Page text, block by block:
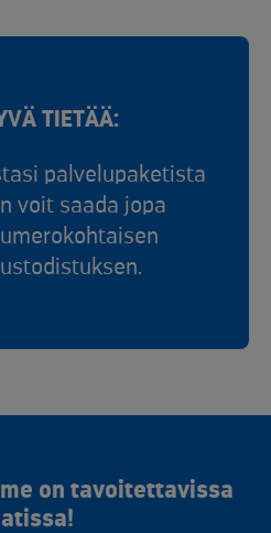
TIETÄÄ:
palvelupaketista
voit saada jopa
on tavoitettavissa